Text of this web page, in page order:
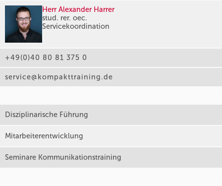
Herr Alexander Harrer
stud. rer. oec.
Servicekoordination
+49(0)40 80 81 375 0
service@kompakttraining.de
Disziplinarische Führung
Mitarbeiterentwicklung
Seminare Kommunikationstraining